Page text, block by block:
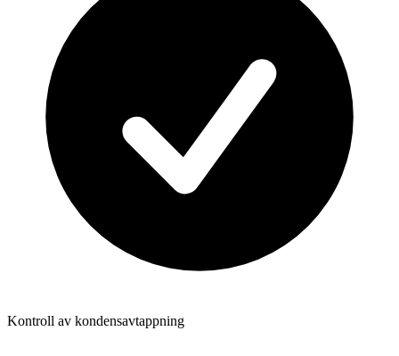
Kontroll av kondensavtappning